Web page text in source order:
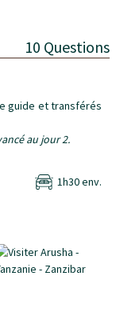
10 Questions
guide et transférés
au jour 2.
1h30 env.